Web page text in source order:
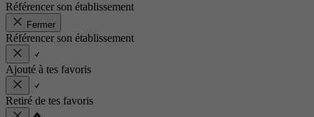
Référencer son établissement
Fermer
Référencer son établissement
Ajouté à tes favoris
Retiré de tes favoris